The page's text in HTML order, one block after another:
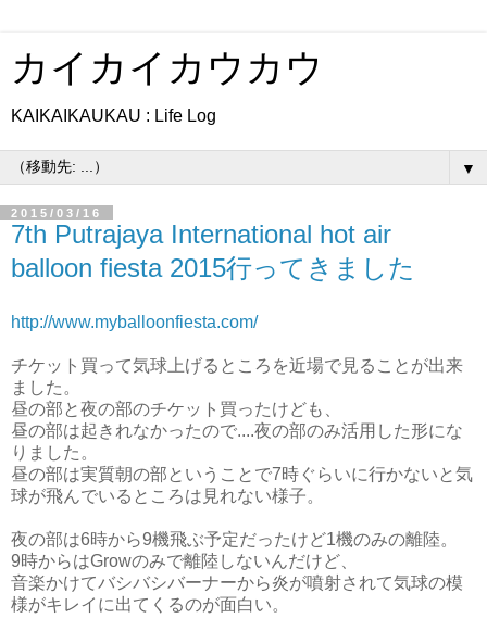
カイカイカウカウ
KAIKAIKAUKAU : Life Log
▼
2015/03/16
7th Putrajaya International hot air
balloon fiesta 2015行ってきました
http://www.myballoonfiesta.com/
チケット買って気球上げるところを近場で見ることが出来
ました。
昼の部と夜の部のチケット買ったけども、
昼の部は起きれなかったので....夜の部のみ活用した形にな
りました。
昼の部は実質朝の部ということで7時ぐらいに行かないと気
球が飛んでいるところは見れない様子。
夜の部は6時から9機飛ぶ予定だったけど1機のみの離陸。
9時からはGrowのみで離陸しないんだけど、
音楽かけてバシバシバーナーから炎が噴射されて気球の模
様がキレイに出てくるのが面白い。